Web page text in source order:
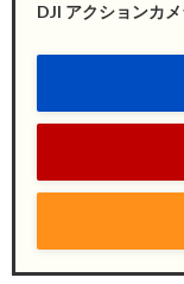
DJI アクションカ